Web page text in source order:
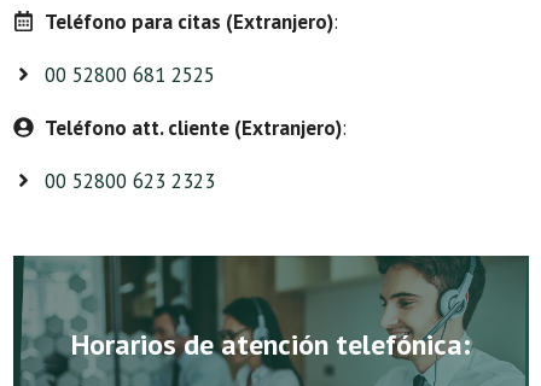
Teléfono para citas (Extranjero):
00 52800 681 2525
Teléfono att. cliente (Extranjero):
00 52800 623 2323
Horarios de atención telefónica: